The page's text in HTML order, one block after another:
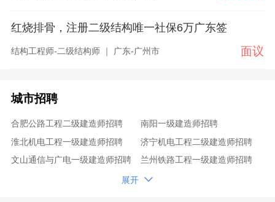
红烧排骨，注册二级结构唯一社保6万广东签
结构工程师-二级结构师 ｜ 广东-广州市 面议
城市招聘
合肥公路工程二级建造师招聘
南阳一级建造师招聘
淮北机电工程一级建造师招聘
济宁机电工程二级建造师招聘
文山通信与广电一级建造师招聘
兰州铁路工程一级建造师招聘
徐州市政公用工程二级建造师招聘
岳阳一级建造师招聘
展开 